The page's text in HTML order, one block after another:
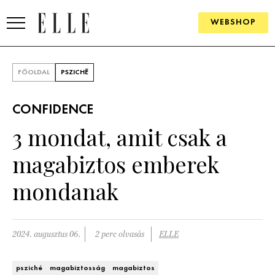
WEBSHOP
SZÉPSÉG
KULTÚRA
ÉLETMÓD
PÁRKAPCSOLAT
FŐOLDAL PSZICHÉ
CONFIDENCE
3 mondat, amit csak a
magabiztos emberek
mondanak
2024. augusztus 06. 2 perc olvasás ELLE
psziché magabiztosság magabiztos